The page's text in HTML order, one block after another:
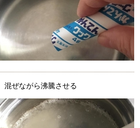
混ぜながら沸騰させる